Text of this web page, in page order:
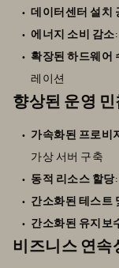
데이터센터 설치
에너지 소비 감소
확장된 하드웨어
레이션
향상된 운영
가속화된 프로비
가상 서버 구축
동적 리소스 할당
간소화된 테스트
간소화된 유지보
비즈니스 연속